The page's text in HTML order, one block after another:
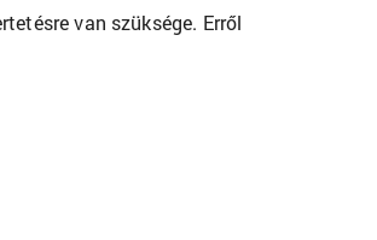
van szüksége. Erről